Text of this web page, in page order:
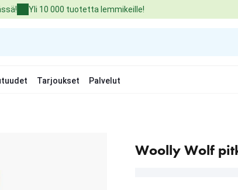
Yli 10 000 tuotetta lemmikeille!
Tarjoukset Palvelut
Woolly Wolf